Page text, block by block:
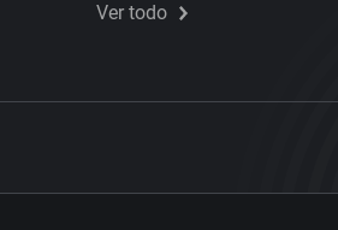
Ver todo